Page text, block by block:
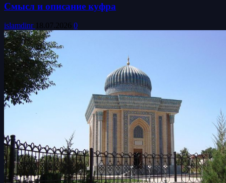
Смысл и описание куфра
islamdinr 18.07.2026 0